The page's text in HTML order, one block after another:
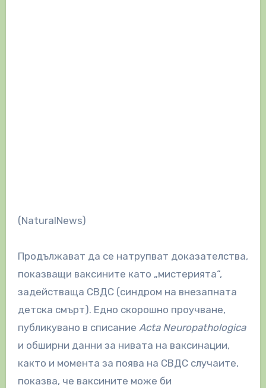
(NaturalNews)
Продължават да се натрупват доказателства,
показващи ваксините като „мистерията“,
задействаща СВДС (синдром на внезапната
детска смърт). Едно скорошно проучване,
публикувано в списание Acta Neuropathologica
и обширни данни за нивата на ваксинации,
както и момента за поява на СВДС случаите,
показва, че ваксините може би